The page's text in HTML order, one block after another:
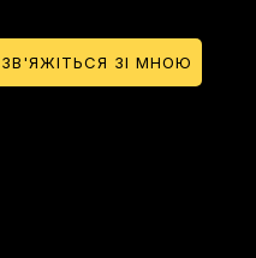
ЗВ'ЯЖІТЬСЯ ЗІ МНОЮ